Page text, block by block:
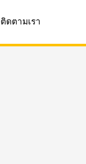
ติดตามเรา